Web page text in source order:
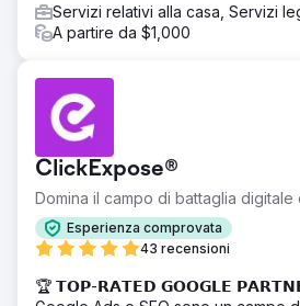
Servizi relativi alla casa, Servizi
A partire da $1,000
ClickExpose®
Domina il campo di battaglia
Esperienza comprovata
43 recensioni
🏆 𝗧𝗢𝗣-𝗥𝗔𝗧𝗘𝗗 𝗚𝗢𝗢𝗚𝗟𝗘